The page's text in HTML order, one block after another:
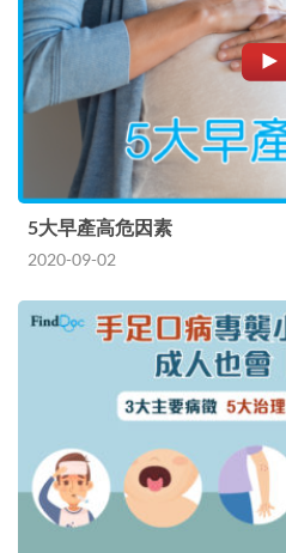
5大早產高危因素
2020-09-02